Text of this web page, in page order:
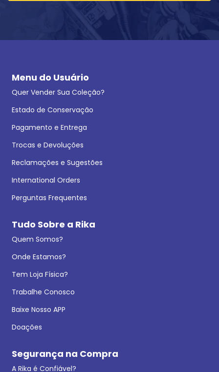
Menu do Usuário
Quer Vender Sua Coleção?
Estado de Conservação
Pagamento e Entrega
Trocas e Devoluções
Reclamações e Sugestões
International Orders
Perguntas Frequentes
Tudo Sobre a Rika
Quem Somos?
Onde Estamos?
Tem Loja Física?
Trabalhe Conosco
Baixe Nosso APP
Doações
Segurança na Compra
A Rika é Confiável?